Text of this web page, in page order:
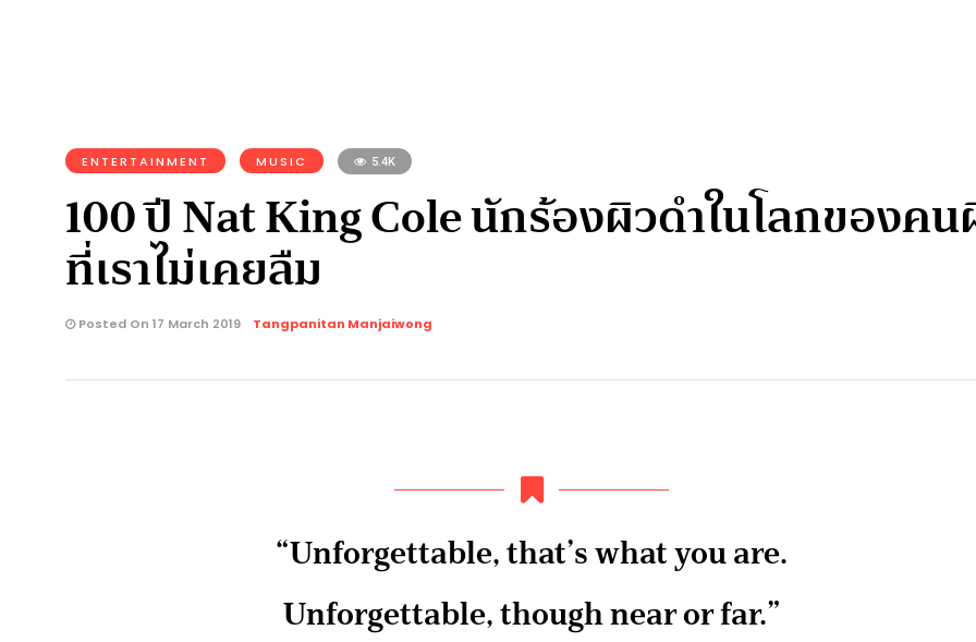
ENTERTAINMENT MUSIC 5.4K
100 ปี Nat King Cole นักร้องผิวดำในโลกของคน
ที่เราไม่เคยลืม
Posted On 17 March 2019 Tangpanitan Manjaiwong
“Unforgettable, that’s what you are.
Unforgettable, though near or far.”